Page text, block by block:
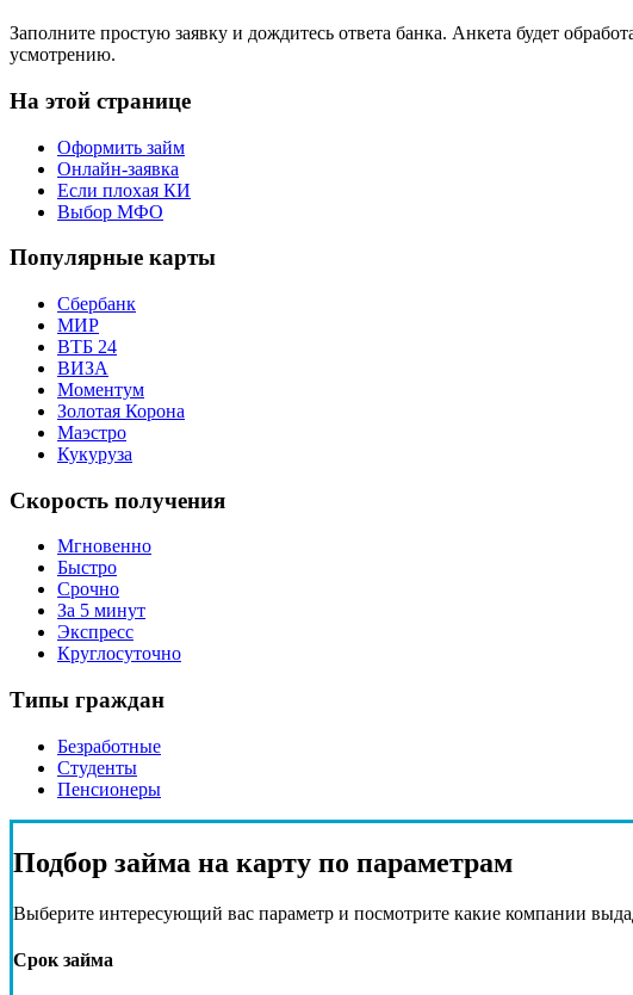
Заполните простую заявку и дождитесь ответа банка. Анкета будет
усмотрению.
На этой странице
Оформить займ
Онлайн-заявка
Если плохая КИ
Выбор МФО
Популярные карты
Сбербанк
МИР
ВТБ 24
ВИЗА
Моментум
Золотая Корона
Маэстро
Кукуруза
Скорость получения
Мгновенно
Быстро
Срочно
За 5 минут
Экспресс
Круглосуточно
Типы граждан
Безработные
Студенты
Пенсионеры
Подбор займа на карту по параметрам
Выберите интересующий вас параметр и посмотрите какие компании
Срок займа